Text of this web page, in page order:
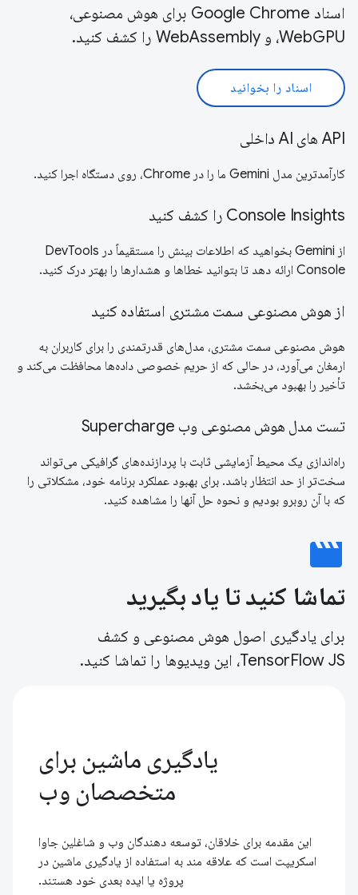
اسناد Google Chrome برای هوش مصنوعی،
WebGPU، و WebAssembly را کشف کنید.
اسناد را بخوانید
API های AI داخلی
کارآمدترین مدل Gemini ما را در Chrome، روی دستگاه اجرا کنید.
Console Insights را کشف کنید
از Gemini بخواهید که اطلاعات بینش را مستقیماً در DevTools
Console ارائه دهد تا بتوانید خطاها و هشدارها را بهتر درک کنید.
از هوش مصنوعی سمت مشتری استفاده کنید
هوش مصنوعی سمت مشتری، مدل‌های قدرتمندی را برای کاربران به
ارمغان می‌آورد، در حالی که از حریم خصوصی داده‌ها محافظت می‌کند و
تأخیر را بهبود می‌بخشد.
تست مدل هوش مصنوعی وب Supercharge
راه‌اندازی یک محیط آزمایشی ثابت با پردازنده‌های گرافیکی می‌تواند
سخت‌تر از حد انتظار باشد. برای بهبود عملکرد برنامه خود، مشکلاتی را
که با آن روبرو بودیم و نحوه حل آنها را مشاهده کنید.
movie
تماشا کنید تا یاد بگیرید
برای یادگیری اصول هوش مصنوعی و کشف
TensorFlow JS، این ویدیوها را تماشا کنید.
یادگیری ماشین برای
متخصصان وب
این مقدمه برای خلاقان، توسعه دهندگان وب و شاغلین جاوا
اسکریپت است که علاقه مند به استفاده از یادگیری ماشین در
پروژه یا ایده بعدی خود هستند.